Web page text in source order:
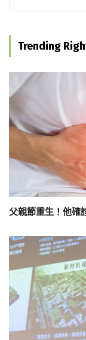
Trending
父親節重生！他